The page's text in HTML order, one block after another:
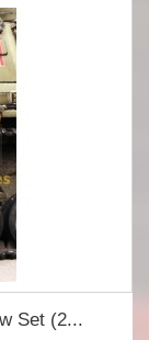
Set (2...